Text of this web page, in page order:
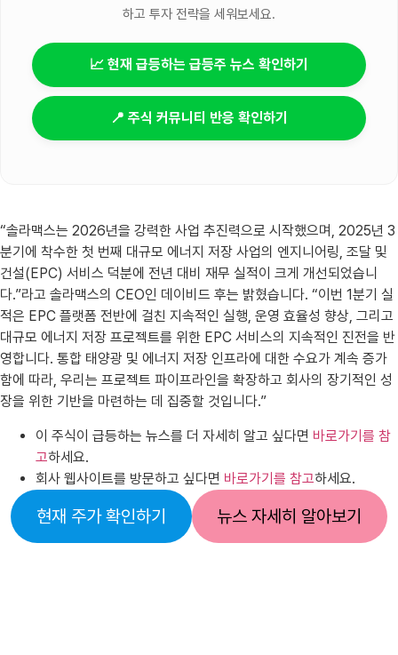
하고 투자 전략을 세워보세요.
📈 현재 급등하는 급등주 뉴스 확인하기
📍 주식 커뮤니티 반응 확인하기
“솔라맥스는 2026년을 강력한 사업 추진력으로 시작했으며, 2025년 3
분기에 착수한 첫 번째 대규모 에너지 저장 사업의 엔지니어링, 조달 및
건설(EPC) 서비스 덕분에 전년 대비 재무 실적이 크게 개선되었습니
다.”라고 솔라맥스의 CEO인 데이비드 후는 밝혔습니다. “이번 1분기 실
적은 EPC 플랫폼 전반에 걸친 지속적인 실행, 운영 효율성 향상, 그리고
대규모 에너지 저장 프로젝트를 위한 EPC 서비스의 지속적인 진전을 반
영합니다. 통합 태양광 및 에너지 저장 인프라에 대한 수요가 계속 증가
함에 따라, 우리는 프로젝트 파이프라인을 확장하고 회사의 장기적인 성
장을 위한 기반을 마련하는 데 집중할 것입니다.”
이 주식이 급등하는 뉴스를 더 자세히 알고 싶다면 바로가기를 참
고하세요.
회사 웹사이트를 방문하고 싶다면 바로가기를 참고하세요.
현재 주가 확인하기 뉴스 자세히 알아보기